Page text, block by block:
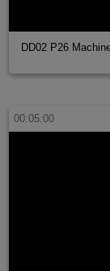
DD02 P26
00:05:00